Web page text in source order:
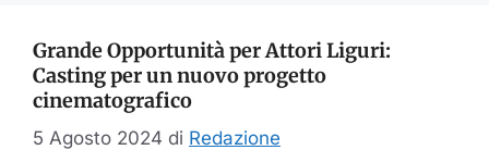
Grande Opportunità per Attori Liguri:
Casting per un nuovo progetto
cinematografico
5 Agosto 2024 di Redazione